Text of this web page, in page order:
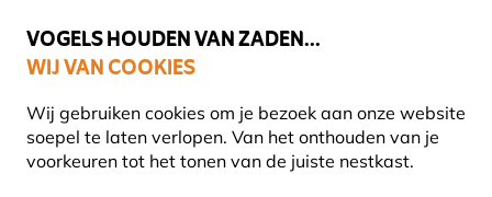
VOGELS HOUDEN VAN ZADEN...
WIJ VAN COOKIES
Wij gebruiken cookies om je bezoek aan onze website
soepel te laten verlopen. Van het onthouden van je
voorkeuren tot het tonen van de juiste nestkast.
Uitstekend beoordeeld in 11 landen
Gratis thuisbezorgd vanaf €49